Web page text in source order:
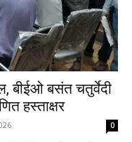
बीईओ बसंत चतुर्वेदी
हस्ताक्षर
0